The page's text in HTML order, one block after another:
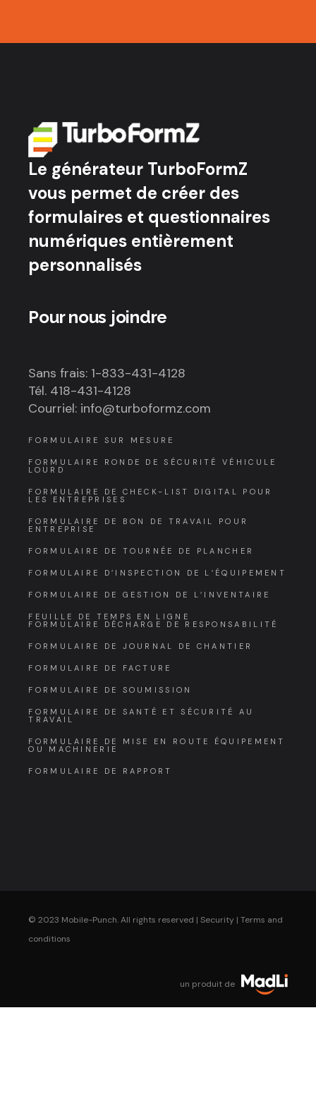
Le générateur TurboFormZ
vous permet de créer des
formulaires et questionnaires
numériques entièrement
personnalisés
Pour nous joindre
Sans frais: 1-833-431-4128
Tél. 418-431-4128
Courriel: info@turboformz.com
FORMULAIRE SUR MESURE
FORMULAIRE RONDE DE SÉCURITÉ VÉHICULE
LOURD
FORMULAIRE DE CHECK-LIST DIGITAL POUR
LES ENTREPRISES
FORMULAIRE DE BON DE TRAVAIL POUR
ENTREPRISE
FORMULAIRE DE TOURNÉE DE PLANCHER
FORMULAIRE D’INSPECTION DE L’ÉQUIPEMENT
FORMULAIRE DE GESTION DE L’INVENTAIRE
FEUILLE DE TEMPS EN LIGNE
FORMULAIRE DÉCHARGE DE RESPONSABILITÉ
FORMULAIRE DE JOURNAL DE CHANTIER
FORMULAIRE DE FACTURE
FORMULAIRE DE SOUMISSION
FORMULAIRE DE SANTÉ ET SÉCURITÉ AU
TRAVAIL
FORMULAIRE DE MISE EN ROUTE ÉQUIPEMENT
OU MACHINERIE
FORMULAIRE DE RAPPORT
© 2023 Mobile-Punch. All rights reserved |Security |Terms and
conditions
un produit de